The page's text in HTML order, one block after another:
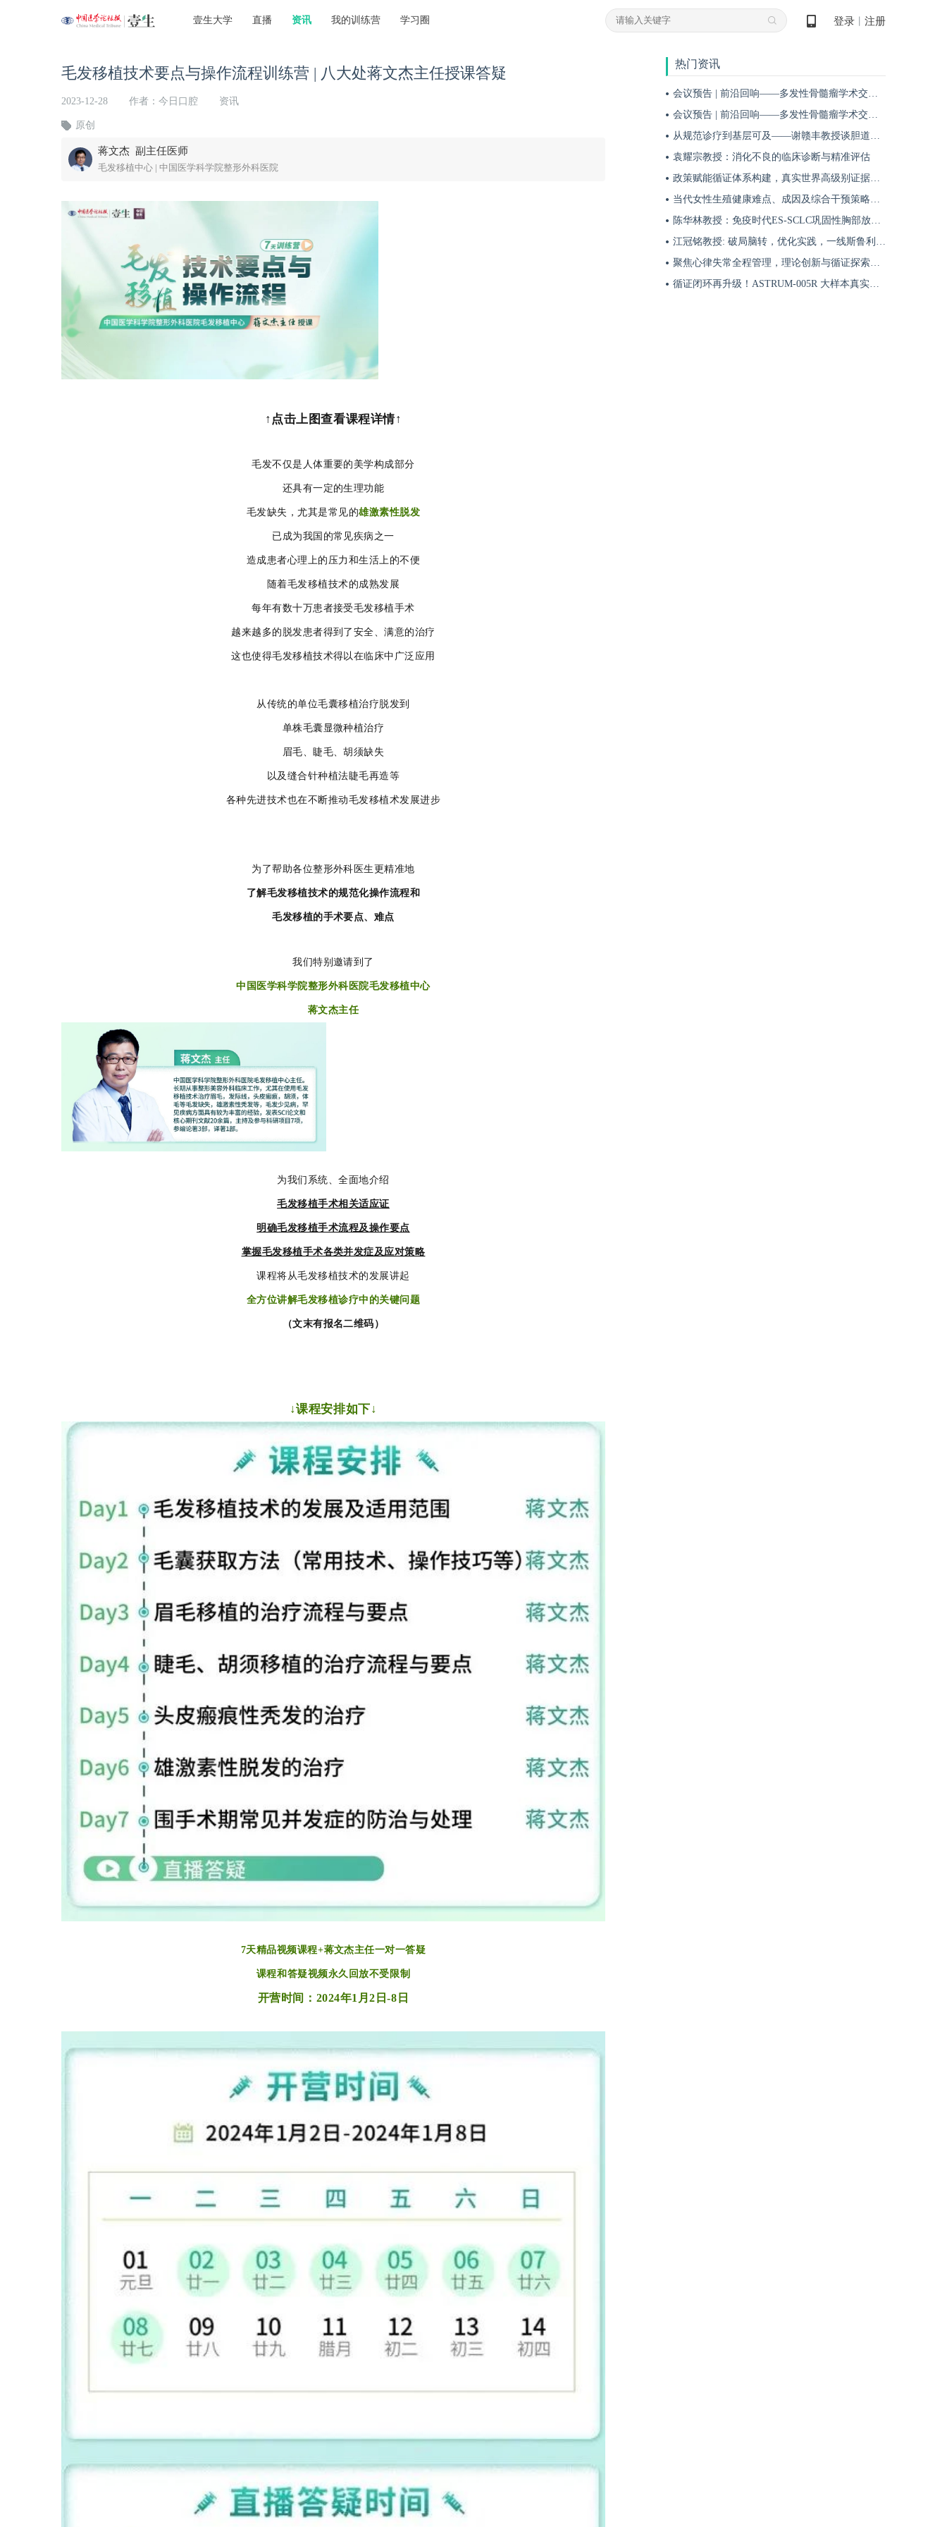
壹生大学 直播 资讯 我的训练营 学习圈 登录 注册
毛发移植技术要点与操作流程训练营 | 八大处蒋文杰主任授课答疑
2023-12-28 作者：今日口腔 资讯
原创
蒋文杰 副主任医师
毛发移植中心 | 中国医学科学院整形外科医院
↑点击上图查看课程详情↑
毛发不仅是人体重要的美学构成部分
还具有一定的生理功能
毛发缺失，尤其是常见的雄激素性脱发
已成为我国的常见疾病之一
造成患者心理上的压力和生活上的不便
随着毛发移植技术的成熟发展
每年有数十万患者接受毛发移植手术
越来越多的脱发患者得到了安全、满意的治疗
这也使得毛发移植技术得以在临床中广泛应用
从传统的单位毛囊移植治疗脱发到
单株毛囊显微种植治疗
眉毛、睫毛、胡须缺失
以及缝合针种植法睫毛再造等
各种先进技术也在不断推动毛发移植术发展进步
为了帮助各位整形外科医生更精准地
了解毛发移植技术的规范化操作流程和
毛发移植的手术要点、难点
我们特别邀请到了
中国医学科学院整形外科医院毛发移植中心
蒋文杰主任
为我们系统、全面地介绍
毛发移植手术相关适应证
明确毛发移植手术流程及操作要点
掌握毛发移植手术各类并发症及应对策略
课程将从毛发移植技术的发展讲起
全方位讲解毛发移植诊疗中的关键问题
（文末有报名二维码）
↓课程安排如下↓
7天精品视频课程+蒋文杰主任一对一答疑
课程和答疑视频永久回放不受限制
开营时间： 2024年1月2日-8日
热门资讯
会议预告 | 前沿回响——多发性骨髓瘤学术交流会第十九期即将启幕！
会议预告 | 前沿回响——多发性骨髓瘤学术交流会第十八期即将启幕！
从规范诊疗到基层可及——谢赣丰教授谈胆道肿瘤防治的本土化实践之路
袁耀宗教授：消化不良的临床诊断与精准评估
政策赋能循证体系构建，真实世界高级别证据夯实斯鲁利单抗一线治疗广泛期小细胞肺癌临床地位
当代女性生殖健康难点、成因及综合干预策略——魏晗
陈华林教授：免疫时代ES-SCLC巩固性胸部放疗再添真实世界循证依据——cTRT可独立改善患者生存获益
江冠铭教授: 破局脑转，优化实践，一线斯鲁利单抗联合化疗为小细胞肺癌脑转移患者带来颅内与全身双重获益
聚焦心律失常全程管理，理论创新与循证探索共筑诊疗新格局
循证闭环再升级！ASTRUM-005R 大样本真实世界研究，解锁斯鲁利单抗 ES-SCLC 全程管理新方案